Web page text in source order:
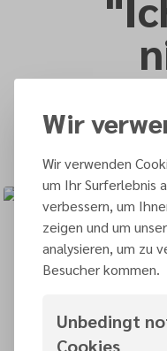
Nein sagen? Ganz
gehen? Viel zu leicht
Erholung zu
hörte ihn nicht mehr.
Wir
Wir verwenden
um Ihr Surferlebnis
verbessern, um
zeigen und um
analysieren, um zu
Besucher kommen.
Unbedingt
Cookies